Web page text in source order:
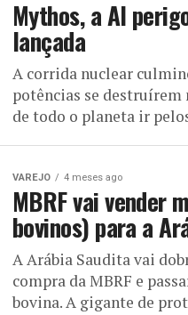
Mythos, a AI
lançada
A corrida nuclear
potências se destruírem
de todo o planeta ir
VAREJO 4 meses ago
MBRF vai vender
bovinos) para a
A Arábia Saudita vai
compra da MBRF e
bovina. A gigante de